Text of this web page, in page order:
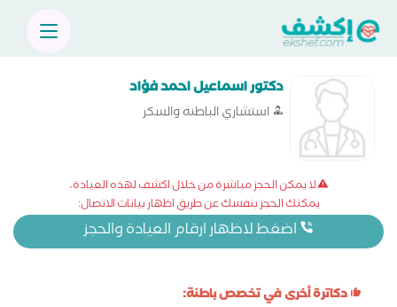
دكتور اسماعيل احمد فؤاد
استشاري الباطنه والسكر
لا يمكن الحجز مباشرة من خلال اكشف لهذه العيادة،
يمكنك الحجز بنفسك عن طريق اظهار بيانات الاتصال:
اضغط لاظهار ارقام العيادة والحجز
دكاترة أخرى في تخصص باطنة: